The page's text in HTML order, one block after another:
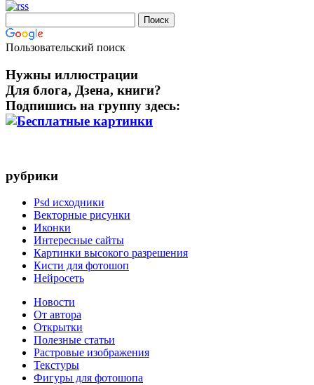
Пользовательский поиск
Нужны иллюстрации
Для блога, Дзена, книги?
Подпишись на группу здесь:
рубрики
Psd исходники
Векторные рисунки
Иконки
Интересные сайты
Картинки высокого разрешения
Кисти для фотошоп
Нейросеть
Новости
От автора
Открытки
Полезные статьи
Растровые изображения
Текстуры
Фигуры для фотошопа